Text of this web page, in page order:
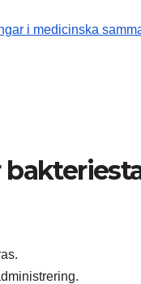
i medicinska